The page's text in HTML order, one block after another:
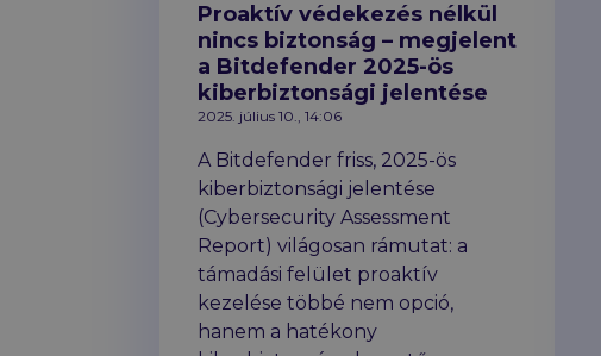
Proaktív védekezés nélkül
nincs biztonság – megjelent
a Bitdefender 2025-ös
kiberbiztonsági jelentése
2025. július 10., 14:06
A Bitdefender friss, 2025-ös
kiberbiztonsági jelentése
(Cybersecurity Assessment
Report) világosan rámutat: a
támadási felület proaktív
kezelése többé nem opció,
hanem a hatékony